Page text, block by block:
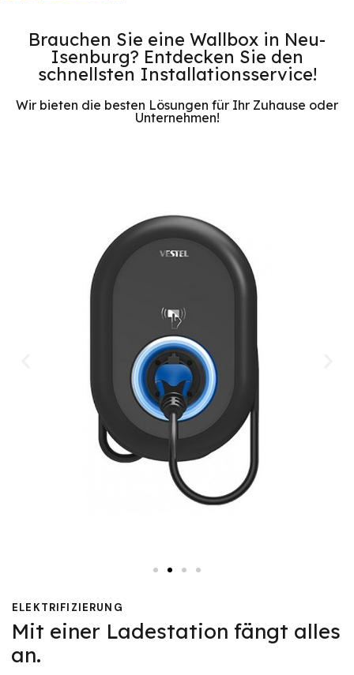
Brauchen Sie eine Wallbox in Neu-
Isenburg? Entdecken Sie den
schnellsten Installationsservice!
Wir bieten die besten Lösungen für Ihr Zuhause oder
Unternehmen!
ELEKTRIFIZIERUNG
Mit einer Ladestation fängt alles
an.